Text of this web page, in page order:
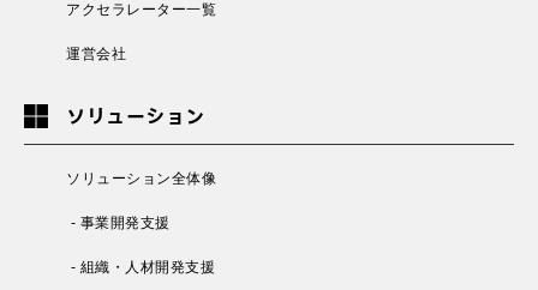
アクセラレーター一覧
運営会社
ソリューション
ソリューション全体像
- 事業開発支援
- 組織・人材開発支援